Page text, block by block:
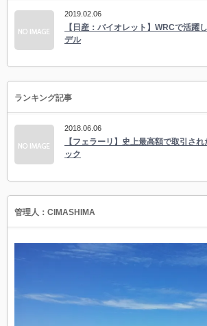
2019.02.06
【日産：バイオレット】WRCで活躍
デル
ランキング記事
2018.06.06
【フェラーリ】史上最高額で取引さ
ック
管理人：CIMASHIMA